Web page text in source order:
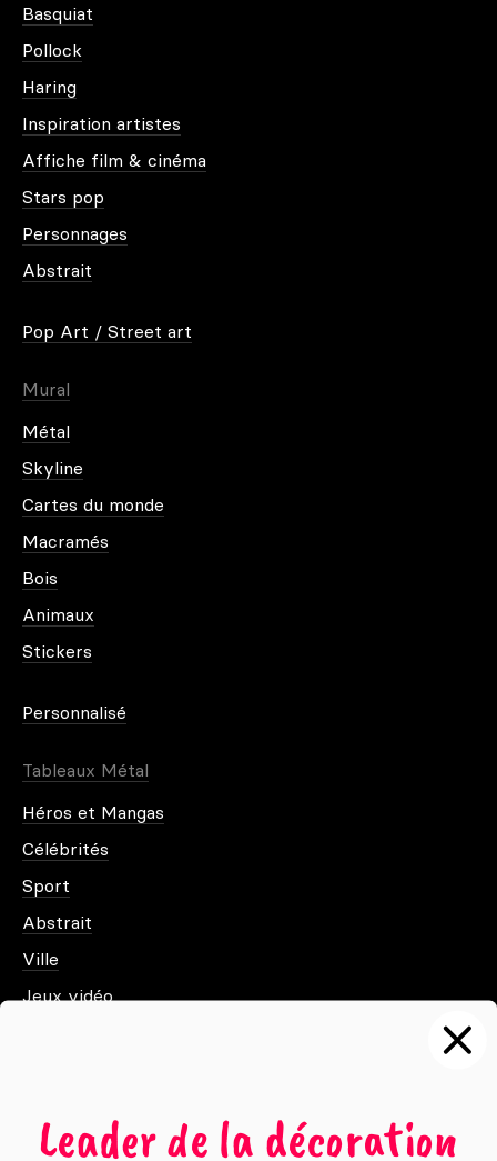
Basquiat
Pollock
Haring
Inspiration artistes
Affiche film & cinéma
Stars pop
Personnages
Abstrait
Pop Art / Street art
Mural
Métal
Skyline
Cartes du monde
Macramés
Bois
Animaux
Stickers
Personnalisé
Tableaux Métal
Héros et Mangas
Célébrités
Sport
Abstrait
Ville
Jeux vidéo
Nature
Leader de la décoration